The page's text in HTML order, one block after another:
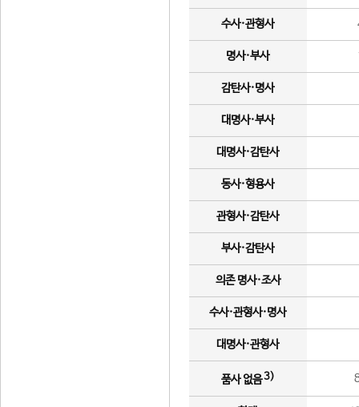
수사·관형사
명사·부사
감탄사·명사
대명사·부사
대명사·감탄사
동사·형용사
관형사·감탄사
부사·감탄사
의존 명사·조사
수사·관형사·명사
대명사·관형사
품사 없음3)